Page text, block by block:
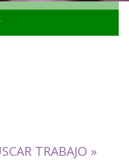
TRABAJO »